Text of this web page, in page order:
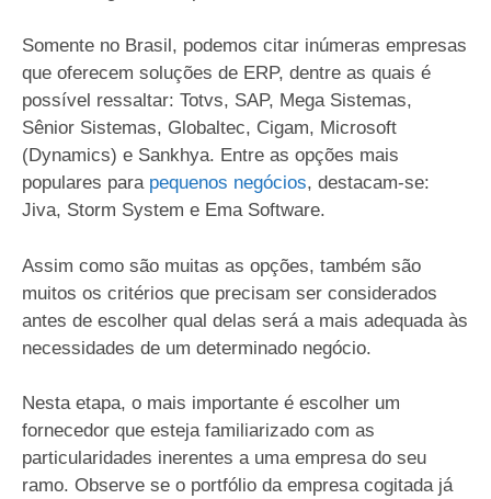
Somente no Brasil, podemos citar inúmeras empresas
que oferecem soluções de ERP, dentre as quais é
possível ressaltar: Totvs, SAP, Mega Sistemas,
Sênior Sistemas, Globaltec, Cigam, Microsoft
(Dynamics) e Sankhya. Entre as opções mais
populares parapequenos negócios, destacam-se:
Jiva, Storm System e Ema Software.
Assim como são muitas as opções, também são
muitos os critérios que precisam ser considerados
antes de escolher qual delas será a mais adequada às
necessidades de um determinado negócio.
Nesta etapa, o mais importante é escolher um
fornecedor que esteja familiarizado com as
particularidades inerentes a uma empresa do seu
ramo. Observe se o portfólio da empresa cogitada já